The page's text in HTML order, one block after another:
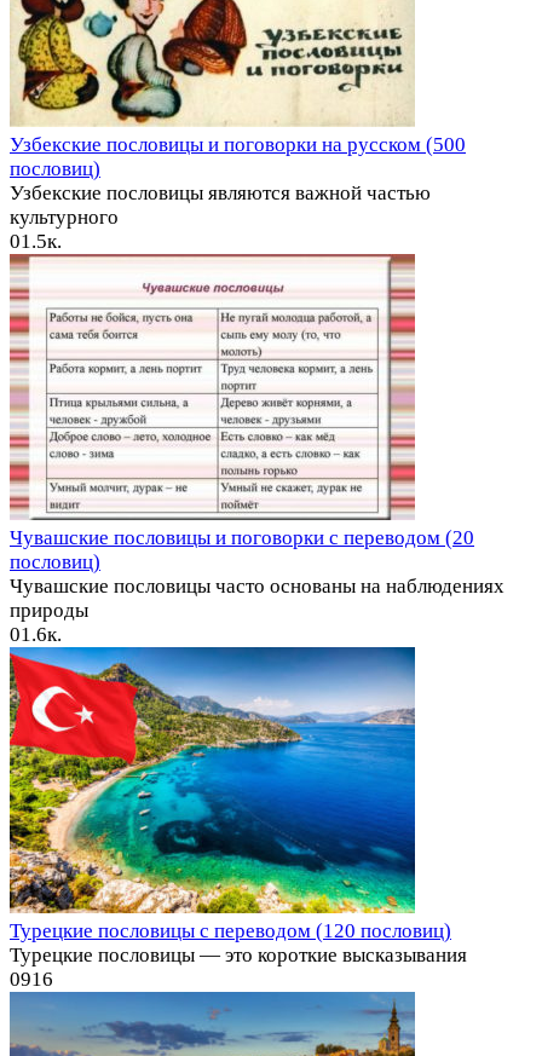
Узбекские пословицы и поговорки на русском (500
пословиц)
Узбекские пословицы являются важной частью
культурного
01.5к.
Чувашские пословицы и поговорки с переводом (20
пословиц)
Чувашские пословицы часто основаны на наблюдениях
природы
01.6к.
Турецкие пословицы с переводом (120 пословиц)
Турецкие пословицы — это короткие высказывания
0916